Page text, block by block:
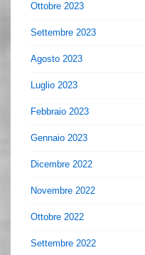
Ottobre 2023
Settembre 2023
Agosto 2023
Luglio 2023
Febbraio 2023
Gennaio 2023
Dicembre 2022
Novembre 2022
Ottobre 2022
Settembre 2022